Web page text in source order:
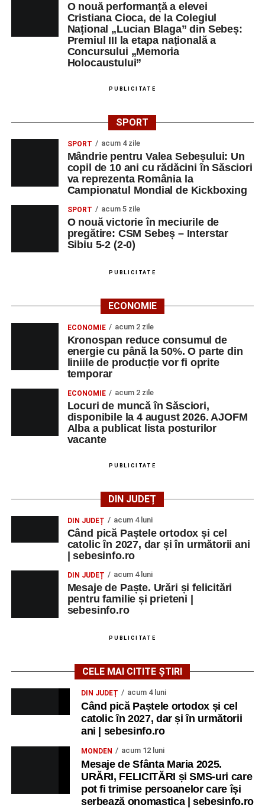
O nouă performanță a elevei
Cristiana Cioca, de la Colegiul
Național „Lucian Blaga” din Sebeș:
Premiul III la etapa națională a
Concursului „Memoria
Holocaustului”
PUBLICITATE
SPORT
SPORT acum 4 zile
Mândrie pentru Valea Sebeșului: Un
copil de 10 ani cu rădăcini în Săsciori
va reprezenta România la
Campionatul Mondial de Kickboxing
SPORT acum 5 zile
O nouă victorie în meciurile de
pregătire: CSM Sebeș – Interstar
Sibiu 5-2 (2-0)
PUBLICITATE
ECONOMIE
ECONOMIE acum 2 zile
Kronospan reduce consumul de
energie cu până la 50%. O parte din
liniile de producție vor fi oprite
temporar
ECONOMIE acum 2 zile
Locuri de muncă în Săsciori,
disponibile la 4 august 2026. AJOFM
Alba a publicat lista posturilor
vacante
PUBLICITATE
DIN JUDEȚ
DIN JUDEȚ acum 4 luni
Când pică Paștele ortodox și cel
catolic în 2027, dar și în următorii ani
| sebesinfo.ro
DIN JUDEȚ acum 4 luni
Mesaje de Paște. Urări și felicitări
pentru familie și prieteni |
sebesinfo.ro
PUBLICITATE
CELE MAI CITITE ȘTIRI
DIN JUDEȚ acum 4 luni
Când pică Paștele ortodox și cel
catolic în 2027, dar și în următorii
ani | sebesinfo.ro
MONDEN acum 12 luni
Mesaje de Sfânta Maria 2025.
URĂRI, FELICITĂRI și SMS-uri care
pot fi trimise persoanelor care își
serbează onomastica | sebesinfo.ro